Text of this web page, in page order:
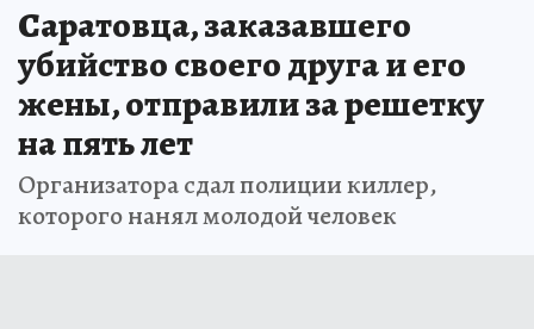
Саратовца, заказавшего
убийство своего друга и его
жены, отправили за решетку
на пять лет
Организатора сдал полиции киллер,
которого нанял молодой человек